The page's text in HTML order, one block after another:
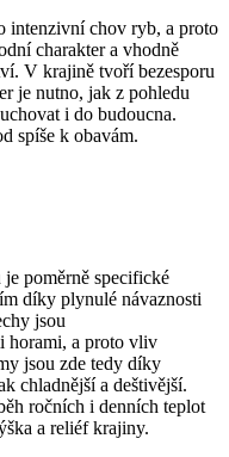
intenzivní chov ryb, a proto
charakter a vhodně
V krajině tvoří bezesporu
je nutno, jak z pohledu
i do budoucna.
spíše k obavám.
poměrně specifické
díky plynulé návaznosti
jsou
horami, a proto vliv
jsou zde tedy díky
chladnější a deštivější.
ročních i denních teplot
a reliéf krajiny.